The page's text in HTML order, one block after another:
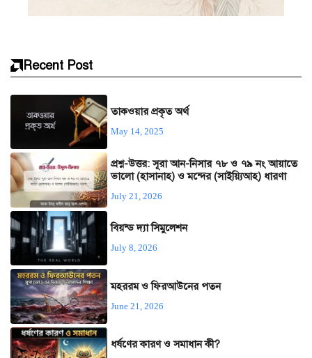
Recent Post
তাকওয়ার প্রকৃত অর্থ
May 14, 2025
প্রশ্ন-উত্তর: সূরা আন-নিসার ৭৮ ও ৭৯ নং আয়াতে
ভালো (হাসানাহ) ও মন্দের (সাইয়্যিআহ) ধারণা
July 21, 2026
বিয়ন্ড দ্যা সিমুলেশন
July 8, 2026
মহররম ও ফিরআউনের পতন
June 21, 2026
ধর্ষণের কারণ ও সমাধান কী?